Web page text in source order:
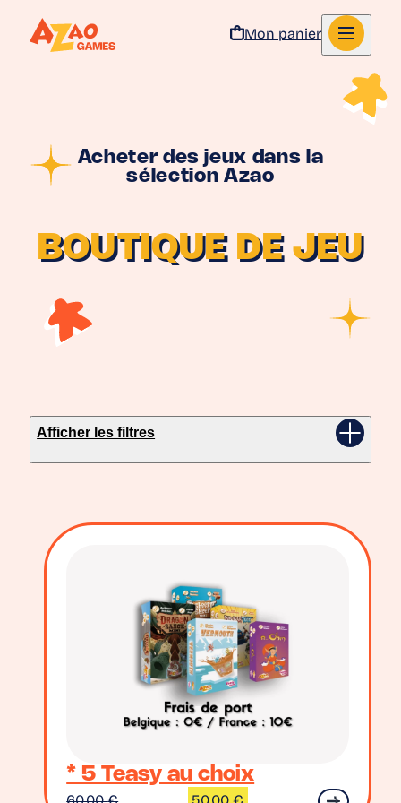
Mon panier
Acheter des jeux dans la
sélection Azao
BOUTIQUE DE JEU
Afficher les filtres
* 5 Teasy au choix